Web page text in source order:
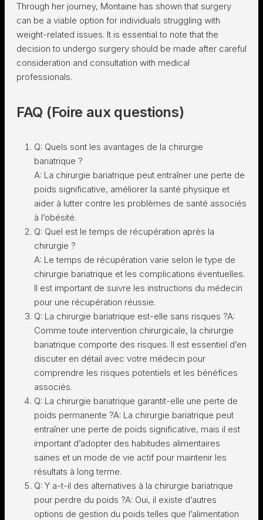
Through her journey, Montaine has shown that surgery
can be a viable option for individuals struggling with
weight-related issues. It is essential to note that the
decision to undergo surgery should be made after careful
consideration and consultation with medical
professionals.
FAQ (Foire aux questions)
Q: Quels sont les avantages de la chirurgie
bariatrique ?
A: La chirurgie bariatrique peut entraîner une perte de
poids significative, améliorer la santé physique et
aider à lutter contre les problèmes de santé associés
à l’obésité.
Q: Quel est le temps de récupération après la
chirurgie ?
A: Le temps de récupération varie selon le type de
chirurgie bariatrique et les complications éventuelles.
Il est important de suivre les instructions du médecin
pour une récupération réussie.
Q: La chirurgie bariatrique est-elle sans risques ?A:
Comme toute intervention chirurgicale, la chirurgie
bariatrique comporte des risques. Il est essentiel d’en
discuter en détail avec votre médecin pour
comprendre les risques potentiels et les bénéfices
associés.
Q: La chirurgie bariatrique garantit-elle une perte de
poids permanente ?A: La chirurgie bariatrique peut
entraîner une perte de poids significative, mais il est
important d’adopter des habitudes alimentaires
saines et un mode de vie actif pour maintenir les
résultats à long terme.
Q: Y a-t-il des alternatives à la chirurgie bariatrique
pour perdre du poids ?A: Oui, il existe d’autres
options de gestion du poids telles que l’alimentation